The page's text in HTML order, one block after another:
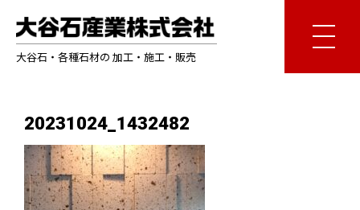
大谷石・各種石材の 加工・施工・販売
20231024_1432482